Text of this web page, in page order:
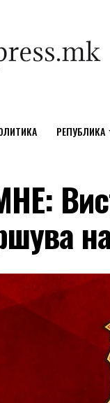
РЕПУБЛИКА